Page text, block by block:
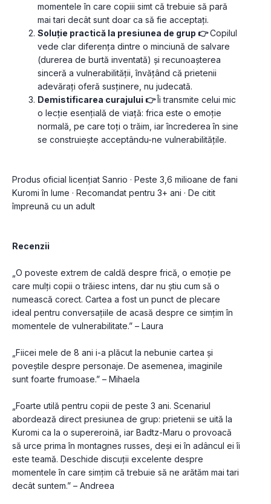
momentele în care copiii simt că trebuie să pară
mai tari decât sunt doar ca să fie acceptați.
Soluție practică la presiunea de grup 👉 Copilul
vede clar diferența dintre o minciună de salvare
(durerea de burtă inventată) și recunoașterea
sinceră a vulnerabilității, învățând că prietenii
adevărați oferă susținere, nu judecată.
Demistificarea curajului 👉 Îi transmite celui mic
o lecție esențială de viață: frica este o emoție
normală, pe care toți o trăim, iar încrederea în sine
se construiește acceptându-ne vulnerabilitățile.
Produs oficial licențiat Sanrio · Peste 3,6 milioane de fani
Kuromi în lume · Recomandat pentru 3+ ani · De citit
împreună cu un adult
Recenzii
„O poveste extrem de caldă despre frică, o emoție pe
care mulți copii o trăiesc intens, dar nu știu cum să o
numească corect. Cartea a fost un punct de plecare
ideal pentru conversațiile de acasă despre ce simțim în
momentele de vulnerabilitate.” – Laura
„Fiicei mele de 8 ani i-a plăcut la nebunie cartea și
poveștile despre personaje. De asemenea, imaginile
sunt foarte frumoase.” – Mihaela
„Foarte utilă pentru copii de peste 3 ani. Scenariul
abordează direct presiunea de grup: prietenii se uită la
Kuromi ca la o supereroină, iar Badtz-Maru o provoacă
să urce prima în montagnes russes, deși ei în adâncul ei îi
este teamă. Deschide discuții excelente despre
momentele în care simțim că trebuie să ne arătăm mai tari
decât suntem.” – Andreea